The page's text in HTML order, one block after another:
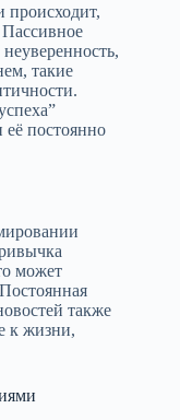
такие
постоянно
может
также
к жизни,